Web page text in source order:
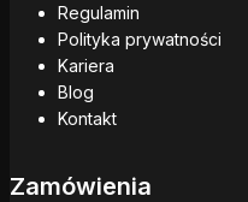
Regulamin
Polityka prywatności
Kariera
Blog
Kontakt
Zamówienia